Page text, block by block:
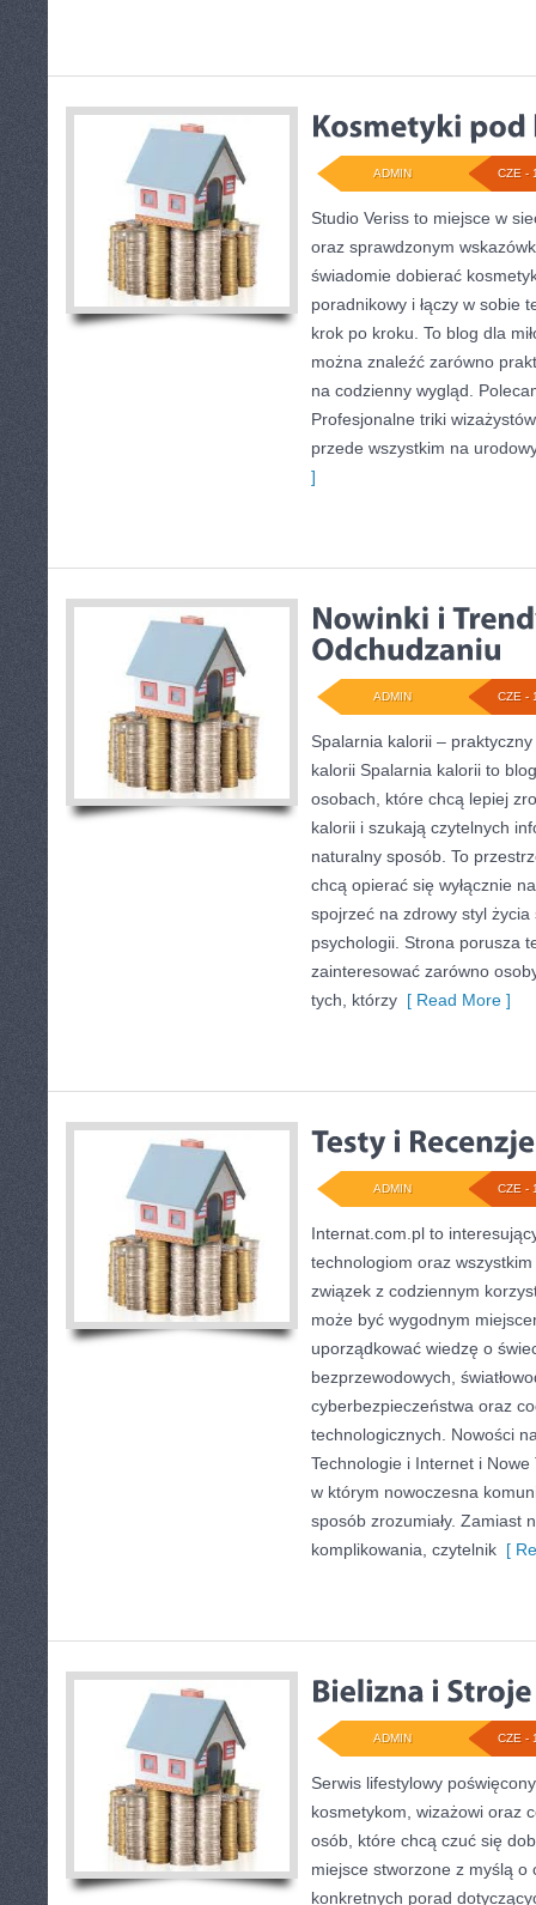
CZE -
ADMIN
Studio Veriss to miejsce w
oraz sprawdzonym
świadomie dobierać
poradnikowy i łączy w sobie
krok po kroku. To blog dla
można znaleźć zarówno
na codzienny wygląd.
Profesjonalne triki
przede wszystkim na
]
CZE -
ADMIN
Spalarnia kalorii –
kalorii Spalarnia kalorii to
osobach, które chcą lepiej
kalorii i szukają czytelnych
naturalny sposób. To
chcą opierać się wyłącznie
spojrzeć na zdrowy styl
psychologii. Strona porusza
zainteresować zarówno
tych, którzy [ Read More ]
CZE -
ADMIN
Internat.com.pl to
technologiom oraz
związek z codziennym
może być wygodnym
uporządkować wiedzę o
bezprzewodowych,
cyberbezpieczeństwa oraz
technologicznych. Nowości
Technologie i Internet i
w którym nowoczesna
sposób zrozumiały. Zamiast
komplikowania, czytelnik [
CZE -
ADMIN
Serwis lifestylowy
kosmetykom, wizażowi oraz
osób, które chcą czuć się
miejsce stworzone z myślą o
konkretnych porad